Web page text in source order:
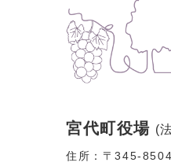
宮代町役場 (
住所：〒345-